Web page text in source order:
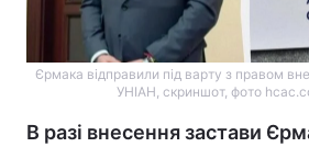
Єрмака відправили під варту з правом
УНІАН, скриншот, фото
В разі внесення застави